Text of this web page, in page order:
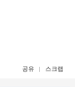
공유 스크랩